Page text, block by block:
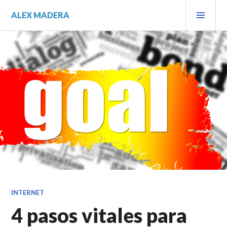
contenido.
ALEX MADERA
INTERNET
4 pasos vitales para